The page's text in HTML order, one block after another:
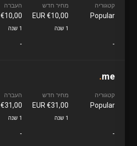
קטגוריה
Popular
מחיר חדש
€10,00 EUR
1 שנה
העברה
€10,00 EUR
1 שנה
-
-
.me
קטגוריה
Popular
מחיר חדש
€31,00 EUR
1 שנה
העברה
€31,00 EUR
1 שנה
-
-